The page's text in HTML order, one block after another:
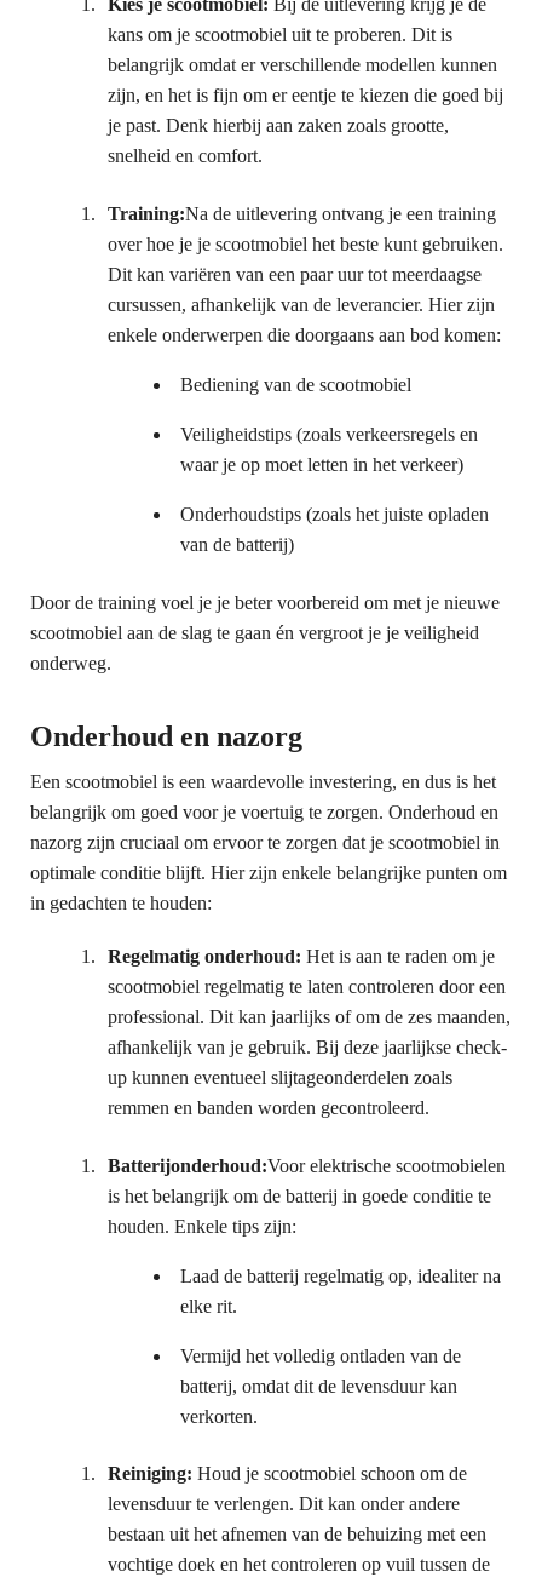
Kies je scootmobiel: Bij de uitlevering krijg je de
kans om je scootmobiel uit te proberen. Dit is
belangrijk omdat er verschillende modellen kunnen
zijn, en het is fijn om er eentje te kiezen die goed bij
je past. Denk hierbij aan zaken zoals grootte,
snelheid en comfort.
Training:Na de uitlevering ontvang je een training
over hoe je je scootmobiel het beste kunt gebruiken.
Dit kan variëren van een paar uur tot meerdaagse
cursussen, afhankelijk van de leverancier. Hier zijn
enkele onderwerpen die doorgaans aan bod komen:
Bediening van de scootmobiel
Veiligheidstips (zoals verkeersregels en
waar je op moet letten in het verkeer)
Onderhoudstips (zoals het juiste opladen
van de batterij)
Door de training voel je je beter voorbereid om met je nieuwe
scootmobiel aan de slag te gaan én vergroot je je veiligheid
onderweg.
Onderhoud en nazorg
Een scootmobiel is een waardevolle investering, en dus is het
belangrijk om goed voor je voertuig te zorgen. Onderhoud en
nazorg zijn cruciaal om ervoor te zorgen dat je scootmobiel in
optimale conditie blijft. Hier zijn enkele belangrijke punten om
in gedachten te houden:
Regelmatig onderhoud: Het is aan te raden om je
scootmobiel regelmatig te laten controleren door een
professional. Dit kan jaarlijks of om de zes maanden,
afhankelijk van je gebruik. Bij deze jaarlijkse check-
up kunnen eventueel slijtageonderdelen zoals
remmen en banden worden gecontroleerd.
Batterijonderhoud:Voor elektrische scootmobielen
is het belangrijk om de batterij in goede conditie te
houden. Enkele tips zijn:
Laad de batterij regelmatig op, idealiter na
elke rit.
Vermijd het volledig ontladen van de
batterij, omdat dit de levensduur kan
verkorten.
Reiniging: Houd je scootmobiel schoon om de
levensduur te verlengen. Dit kan onder andere
bestaan uit het afnemen van de behuizing met een
vochtige doek en het controleren op vuil tussen de